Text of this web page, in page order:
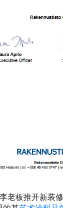
老板推开新装